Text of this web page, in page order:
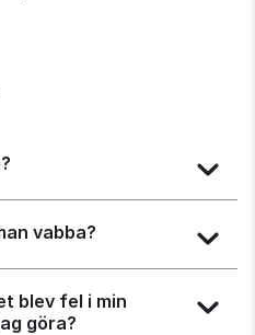
vabba?
blev fel i min
göra?